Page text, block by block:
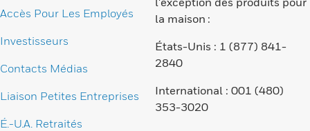
Accès Pour Les Employés
Investisseurs
Contacts Médias
Liaison Petites Entreprises
É.-U.A. Retraités
la maison :
États-Unis : 1 (877) 841-
2840
International : 001 (480)
353-3020